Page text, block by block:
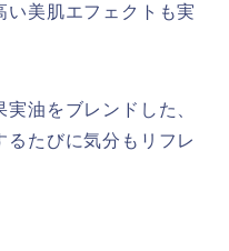
い美肌エフェクトも実
油をブレンドした、
るたびに気分もリフレ